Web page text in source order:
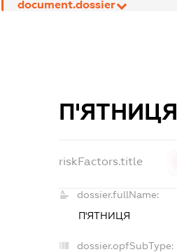
document.dossier
П'ЯТНИЦЯ
riskFactors.title
dossier.fullName:
П'ЯТНИЦЯ
dossier.opfSubType: